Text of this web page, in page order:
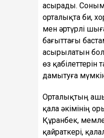
асырады.
орталықта би,
мен әртүрлі
бағыттағы
асырылатын
өз қабілеттерін
дамытуға
Орталықтың
қала әкімінің
Құранбек,
қайраткері,